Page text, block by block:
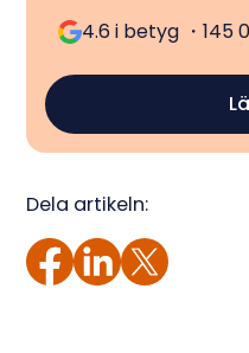
4.6 i betyg ・145
Dela artikeln: